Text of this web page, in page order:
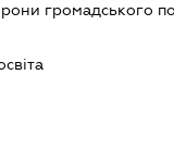
громадського